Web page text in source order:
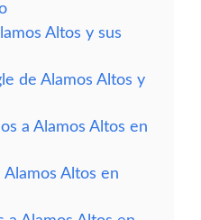
Altos y sus
de Alamos Altos y
a Alamos Altos en
Altos en